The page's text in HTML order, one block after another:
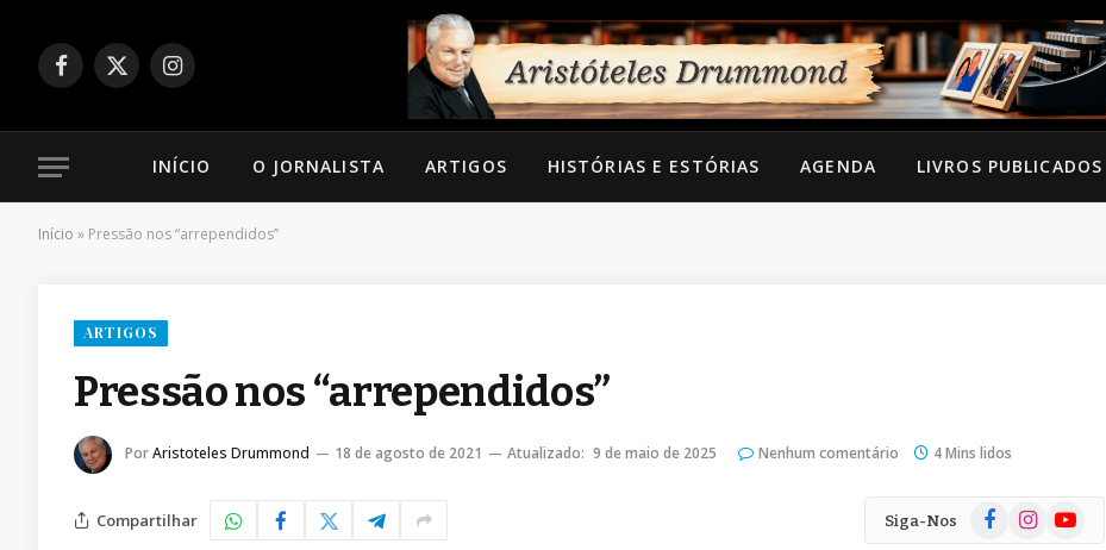
Facebook
X
Instagram
INÍCIO O JORNALISTA ARTIGOS HISTÓRIAS E ESTÓRIAS AGENDA LIVROS PUBLICADOS
Início » Pressão nos “arrependidos”
ARTIGOS
Pressão nos “arrependidos”
PorAristoteles Drummond 18 de agosto de 2021 Atualizado: 9 de maio de 2025 Nenhum comentário 4 Mins lidos
Compartilhar Siga-Nos FacebookInstagramYouTube